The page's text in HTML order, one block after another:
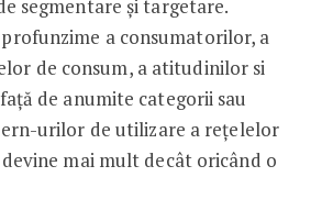
segmentare și targetare.
a consumatorilor, a
de consum, a atitudinilor si
de anumite categorii sau
urilor de utilizare a rețelelor
devine mai mult decât oricând o